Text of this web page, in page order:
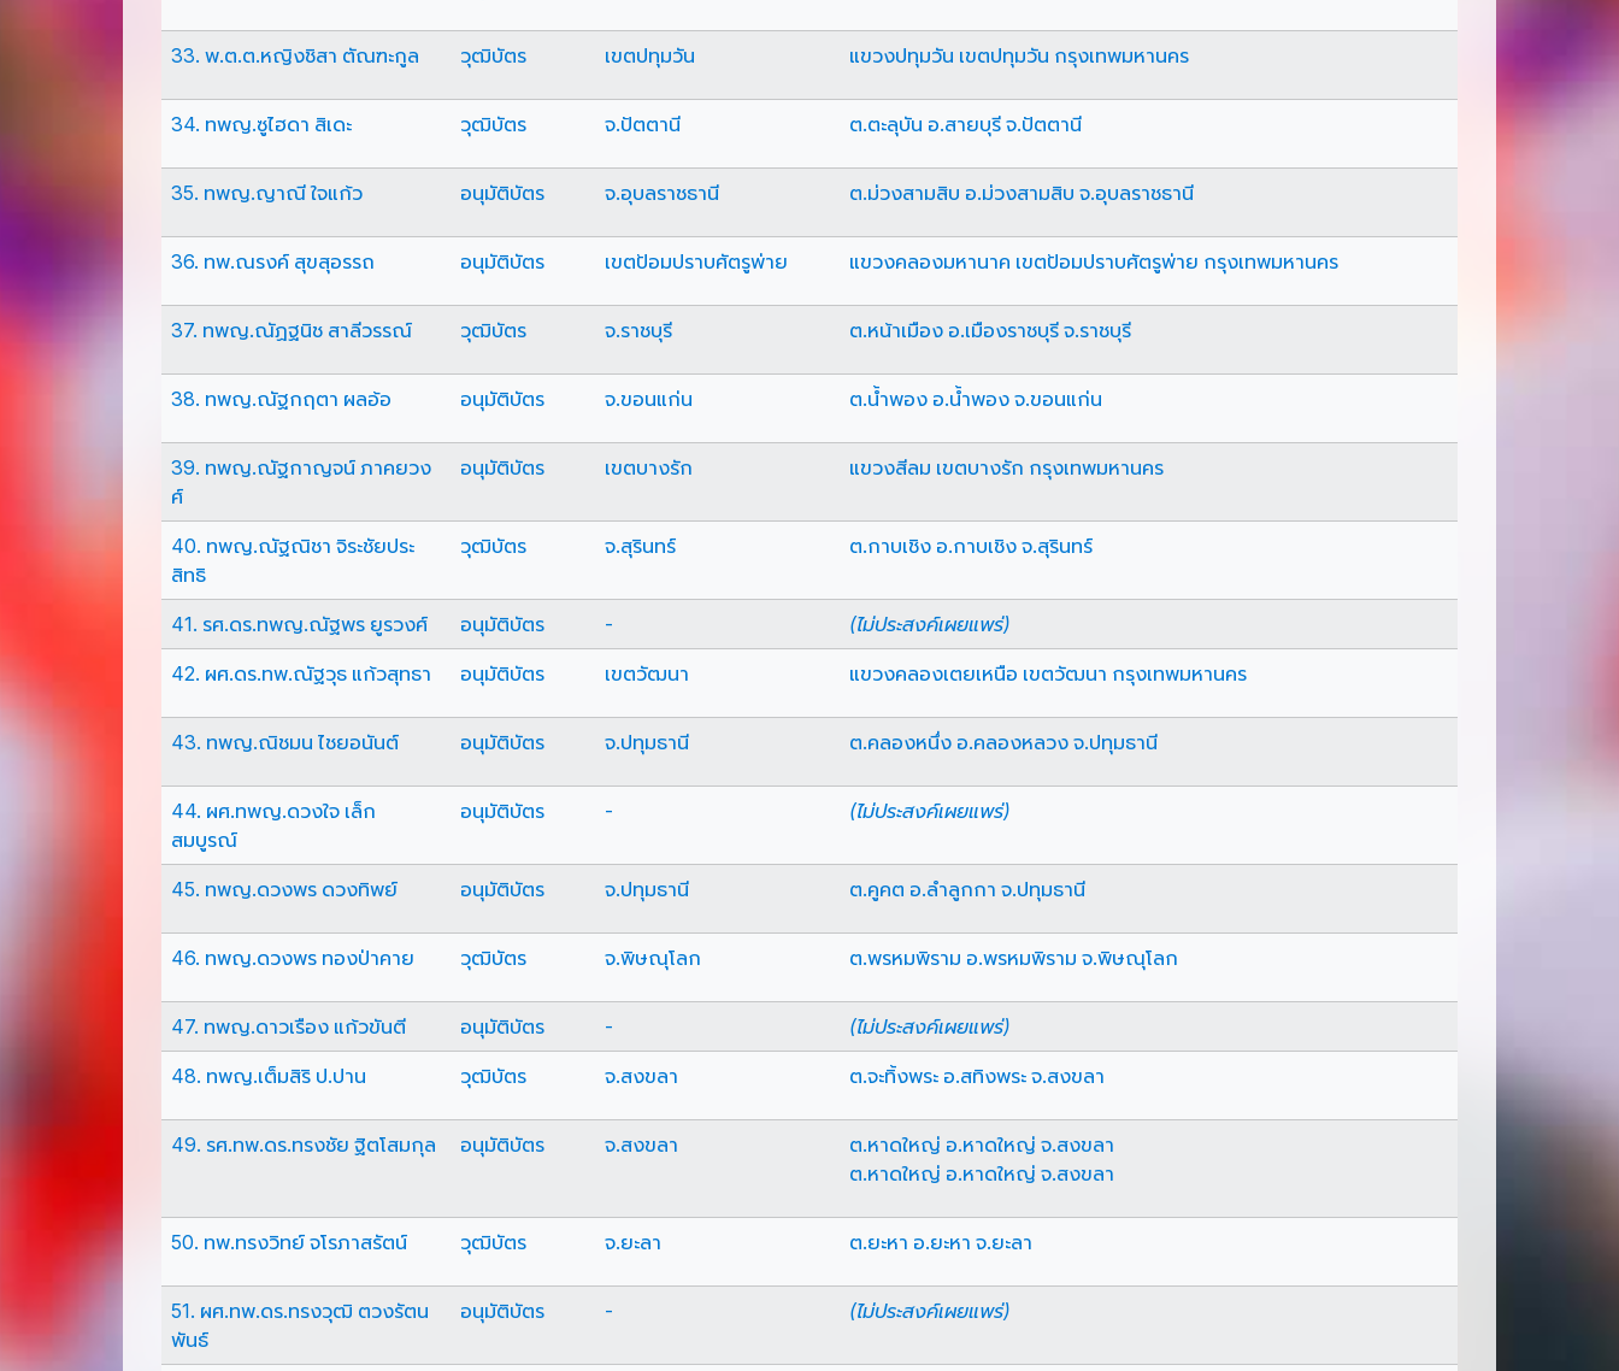
33. พ.ต.ต.หญิงชิสา ตัณฑะกูล วุฒิบัตร เขตปทุมวัน แขวงปทุมวัน เขตปทุมวัน กรุงเทพมหานคร
34. ทพญ.ซูไฮดา สิเดะ วุฒิบัตร จ.ปัตตานี ต.ตะลุบัน อ.สายบุรี จ.ปัตตานี
35. ทพญ.ญาณี ใจแก้ว อนุมัติบัตร จ.อุบลราชธานี ต.ม่วงสามสิบ อ.ม่วงสามสิบ จ.อุบลราชธานี
36. ทพ.ณรงค์ สุขสุอรรถ อนุมัติบัตร เขตป้อมปราบศัตรูพ่าย แขวงคลองมหานาค เขตป้อมปราบศัตรูพ่าย กรุงเทพมหานคร
37. ทพญ.ณัฏฐนิช สาลีวรรณ์ วุฒิบัตร จ.ราชบุรี ต.หน้าเมือง อ.เมืองราชบุรี จ.ราชบุรี
38. ทพญ.ณัฐกฤตา ผลอ้อ อนุมัติบัตร จ.ขอนแก่น ต.น้ำพอง อ.น้ำพอง จ.ขอนแก่น
39. ทพญ.ณัฐกาญจน์ ภาคยวง
ศ์
อนุมัติบัตร เขตบางรัก แขวงสีลม เขตบางรัก กรุงเทพมหานคร
40. ทพญ.ณัฐณิชา จิระชัยประ
สิทธิ
วุฒิบัตร จ.สุรินทร์ ต.กาบเชิง อ.กาบเชิง จ.สุรินทร์
41. รศ.ดร.ทพญ.ณัฐพร ยูรวงศ์ อนุมัติบัตร - (ไม่ประสงค์เผยแพร่)
42. ผศ.ดร.ทพ.ณัฐวุธ แก้วสุทธา อนุมัติบัตร เขตวัฒนา แขวงคลองเตยเหนือ เขตวัฒนา กรุงเทพมหานคร
43. ทพญ.ณิชมน ไชยอนันต์ อนุมัติบัตร จ.ปทุมธานี ต.คลองหนึ่ง อ.คลองหลวง จ.ปทุมธานี
44. ผศ.ทพญ.ดวงใจ เล็ก
สมบูรณ์
อนุมัติบัตร - (ไม่ประสงค์เผยแพร่)
45. ทพญ.ดวงพร ดวงทิพย์ อนุมัติบัตร จ.ปทุมธานี ต.คูคต อ.ลำลูกกา จ.ปทุมธานี
46. ทพญ.ดวงพร ทองป่าคาย วุฒิบัตร จ.พิษณุโลก ต.พรหมพิราม อ.พรหมพิราม จ.พิษณุโลก
47. ทพญ.ดาวเรือง แก้วขันตี อนุมัติบัตร - (ไม่ประสงค์เผยแพร่)
48. ทพญ.เต็มสิริ ป.ปาน วุฒิบัตร จ.สงขลา ต.จะทิ้งพระ อ.สทิงพระ จ.สงขลา
49. รศ.ทพ.ดร.ทรงชัย ฐิตโสมกุล อนุมัติบัตร จ.สงขลา
ต.หาดใหญ่ อ.หาดใหญ่ จ.สงขลา
ต.หาดใหญ่ อ.หาดใหญ่ จ.สงขลา
50. ทพ.ทรงวิทย์ จโรภาสรัตน์ วุฒิบัตร จ.ยะลา ต.ยะหา อ.ยะหา จ.ยะลา
51. ผศ.ทพ.ดร.ทรงวุฒิ ตวงรัตน
พันธ์
อนุมัติบัตร - (ไม่ประสงค์เผยแพร่)